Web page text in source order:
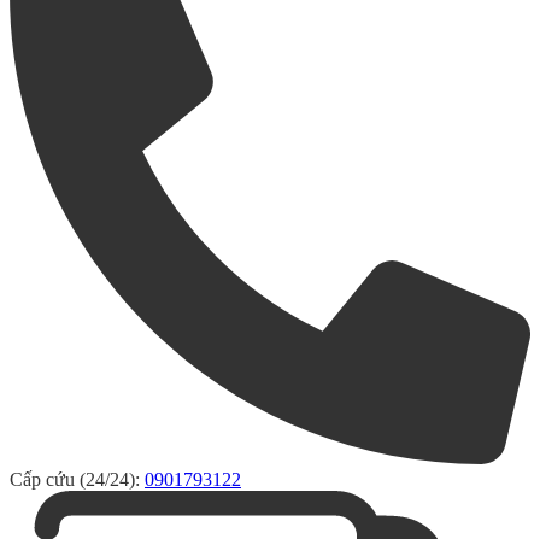
Cấp cứu (24/24): 0901793122